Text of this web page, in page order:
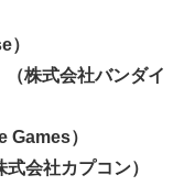
）
株式会社バンダイ
Games）
会社カプコン）